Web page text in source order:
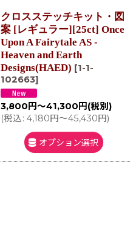
クロスステッチキット・図
案 [レギュラー][25ct] Once
Upon A Fairytale AS -
Heaven and Earth
Designs(HAED) [1-1-
102663]
3,800 円～41,300 円 (税別)
(税込: 4,180円～45,430円)
オプション選択